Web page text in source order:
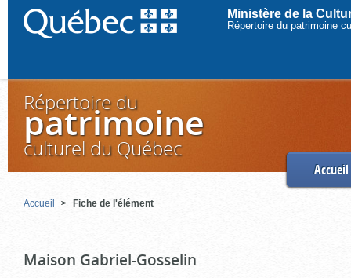
Ministère de la
Répertoire du patrimoine
Répertoire du
patrimoine
culturel du Québec
Accueil
Accueil Fiche de l'élément
Maison Gabriel-Gosselin